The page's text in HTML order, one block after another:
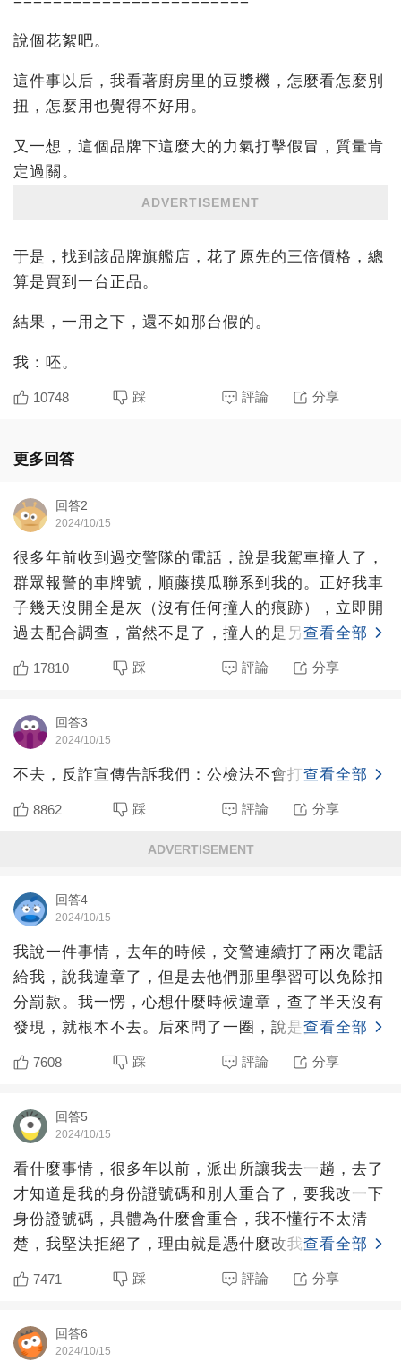
說個花絮吧。
這件事以后，我看著廚房里的豆漿機，怎麼看怎麼別
扭，怎麼用也覺得不好用。
又一想，這個品牌下這麼大的力氣打擊假冒，質量肯
定過關。
ADVERTISEMENT
于是，找到該品牌旗艦店，花了原先的三倍價格，總
算是買到一台正品。
結果，一用之下，還不如那台假的。
我：呸。
10748 踩 評論 分享
更多回答
回答2
2024/10/15
很多年前收到過交警隊的電話，說是我駕車撞人了，
群眾報警的車牌號，順藤摸瓜聯系到我的。正好我車
子幾天沒開全是灰（沒有任何撞人的痕跡），立即開
過去配合調查，當然不是了，撞人的是另外一個品牌
的豪車，套牌了，
查看全部
17810 踩 評論 分享
回答3
2024/10/15
不去，反詐宣傳告訴我們：公檢法不會打電話辦案。
查看全部
8862 踩 評論 分享
ADVERTISEMENT
回答4
2024/10/15
我說一件事情，去年的時候，交警連續打了兩次電話
給我，說我違章了，但是去他們那里學習可以免除扣
分罰款。我一愣，心想什麼時候違章，查了半天沒有
發現，就根本不去。后來問了一圈，說是交警為了完
成有人上門學習的
查看全部
7608 踩 評論 分享
回答5
2024/10/15
看什麼事情，很多年以前，派出所讓我去一趟，去了
才知道是我的身份證號碼和別人重合了，要我改一下
身份證號碼，具體為什麼會重合，我不懂行不太清
楚，我堅決拒絕了，理由就是憑什麼改我的不改對方
的？后來我找了個認
查看全部
7471 踩 評論 分享
回答6
2024/10/15